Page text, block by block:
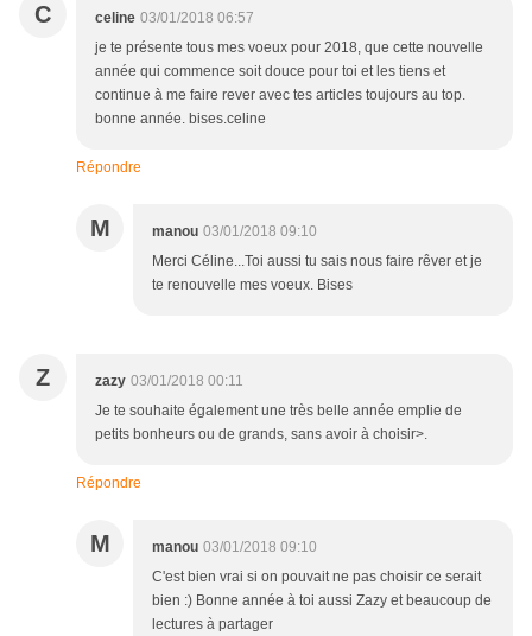
C celine 03/01/2018 06:57
je te présente tous mes voeux pour 2018, que cette nouvelle
année qui commence soit douce pour toi et les tiens et
continue à me faire rever avec tes articles toujours au top.
bonne année. bises.celine
Répondre
M manou 03/01/2018 09:10
Merci Céline...Toi aussi tu sais nous faire rêver et je
te renouvelle mes voeux. Bises
Z zazy 03/01/2018 00:11
Je te souhaite également une très belle année emplie de
petits bonheurs ou de grands, sans avoir à choisir>.
Répondre
M manou 03/01/2018 09:10
C'est bien vrai si on pouvait ne pas choisir ce serait
bien :) Bonne année à toi aussi Zazy et beaucoup de
lectures à partager